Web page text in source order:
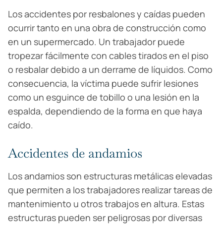
Los accidentes por resbalones y caídas pueden
ocurrir tanto en una obra de construcción como
en un supermercado. Un trabajador puede
tropezar fácilmente con cables tirados en el piso
o resbalar debido a un derrame de líquidos. Como
consecuencia, la víctima puede sufrir lesiones
como un esguince de tobillo o una lesión en la
espalda, dependiendo de la forma en que haya
caído.
Accidentes de andamios
Los andamios son estructuras metálicas elevadas
que permiten a los trabajadores realizar tareas de
mantenimiento u otros trabajos en altura. Estas
estructuras pueden ser peligrosas por diversas